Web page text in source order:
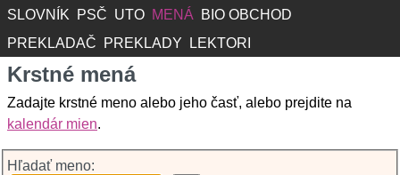
SLOVNÍK PSČ UTO MENÁ
BIO OBCHOD
PREKLADAČ
PREKLADY LEKTORI
Krstné mená
Zadajte krstné meno alebo jeho časť, alebo prejdite na
kalendár mien.
Hľadať meno: